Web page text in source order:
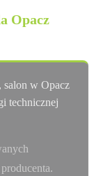
Opacz
w Opacz
technicznej